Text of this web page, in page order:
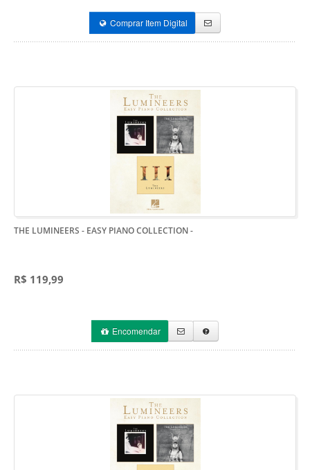
Comprar Item Digital
THE LUMINEERS - EASY PIANO COLLECTION-
R$ 119,99
Encomendar